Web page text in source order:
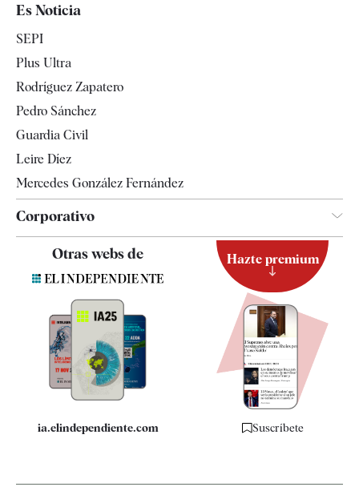
Televisión
Es Noticia
SEPI
Plus Ultra
Rodríguez Zapatero
Pedro Sánchez
Guardia Civil
Leire Díez
Mercedes González Fernández
Corporativo
Quiénes somos
Especificaciones
Otras webs de
ia.elindependiente.com
Hazte premium
Suscríbete